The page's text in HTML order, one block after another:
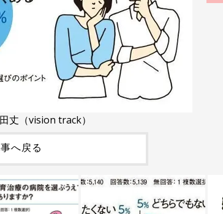
丈（vision track）
へ戻る